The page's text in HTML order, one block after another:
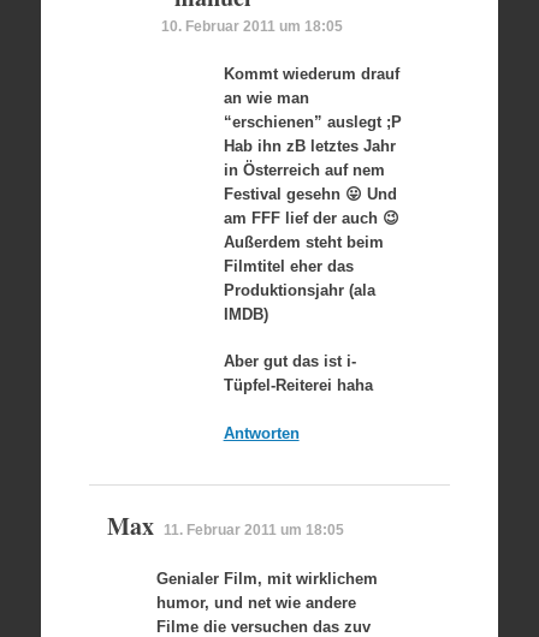
10. Februar 2011 um 18:05
Kommt wiederum drauf
an wie man
“erschienen” auslegt ;P
Hab ihn zB letztes Jahr
in Österreich auf nem
Festival gesehn 😛 Und
am FFF lief der auch 😉
Außerdem steht beim
Filmtitel eher das
Produktionsjahr (ala
IMDB)
Aber gut das ist i-
Tüpfel-Reiterei haha
Antworten
Max 11. Februar 2011 um 18:05
Genialer Film, mit wirklichem
humor, und net wie andere
Filme die versuchen das zuv